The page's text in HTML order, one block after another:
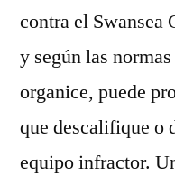
contra el Swansea
y según las
organice, puede
que descalifique o
equipo infractor.